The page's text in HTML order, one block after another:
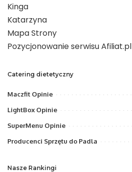
Kinga
Katarzyna
Mapa Strony
Pozycjonowanie serwisu Afiliat.pl
Catering dietetyczny
Maczfit Opinie
LightBox Opinie
SuperMenu Opinie
Producenci Sprzętu do Padla
Nasze Rankingi